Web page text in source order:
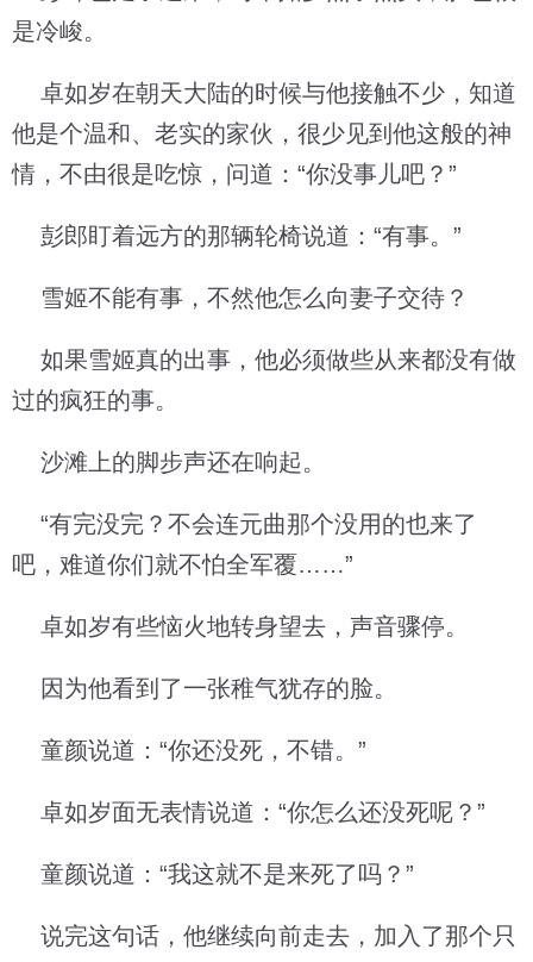
是冷峻。
卓如岁在朝天大陆的时候与他接触不少，知道
他是个温和、老实的家伙，很少见到他这般的神
情，不由很是吃惊，问道：“你没事儿吧？”
彭郎盯着远方的那辆轮椅说道：“有事。”
雪姬不能有事，不然他怎么向妻子交待？
如果雪姬真的出事，他必须做些从来都没有做
过的疯狂的事。
沙滩上的脚步声还在响起。
“有完没完？不会连元曲那个没用的也来了
吧，难道你们就不怕全军覆……”
卓如岁有些恼火地转身望去，声音骤停。
因为他看到了一张稚气犹存的脸。
童颜说道：“你还没死，不错。”
卓如岁面无表情说道：“你怎么还没死呢？”
童颜说道：“我这就不是来死了吗？”
说完这句话，他继续向前走去，加入了那个只